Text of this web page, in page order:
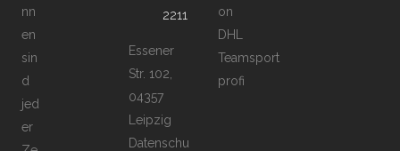
nn
en
sin
d
jed
er
2211
Essener
Str. 102,
04357
Leipzig
Datenschu
on
DHL
Teamsport
profi